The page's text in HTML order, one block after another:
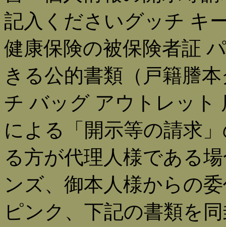
記入くださいグッチ キ
健康保険の被保険者証
きる公的書類（戸籍謄
チ バッグ アウトレット
による「開示等の請求
る方が代理人様である
ンズ、御本人様からの
ピンク、下記の書類を